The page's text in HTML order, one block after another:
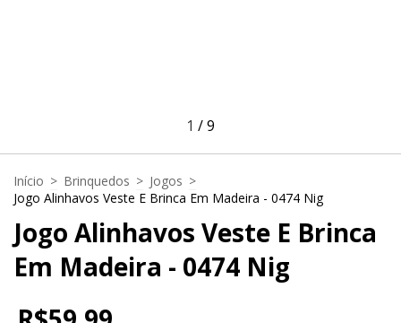
1 /9
Início > Brinquedos > Jogos >
Jogo Alinhavos Veste E Brinca Em Madeira - 0474 Nig
Jogo Alinhavos Veste E Brinca
Em Madeira - 0474 Nig